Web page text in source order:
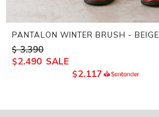
PANTALON WINTER BRUSH - BEIGE
$ 3.390
$2.490
$2.117